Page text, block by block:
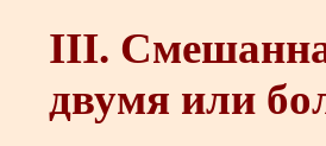
III.
двумя или